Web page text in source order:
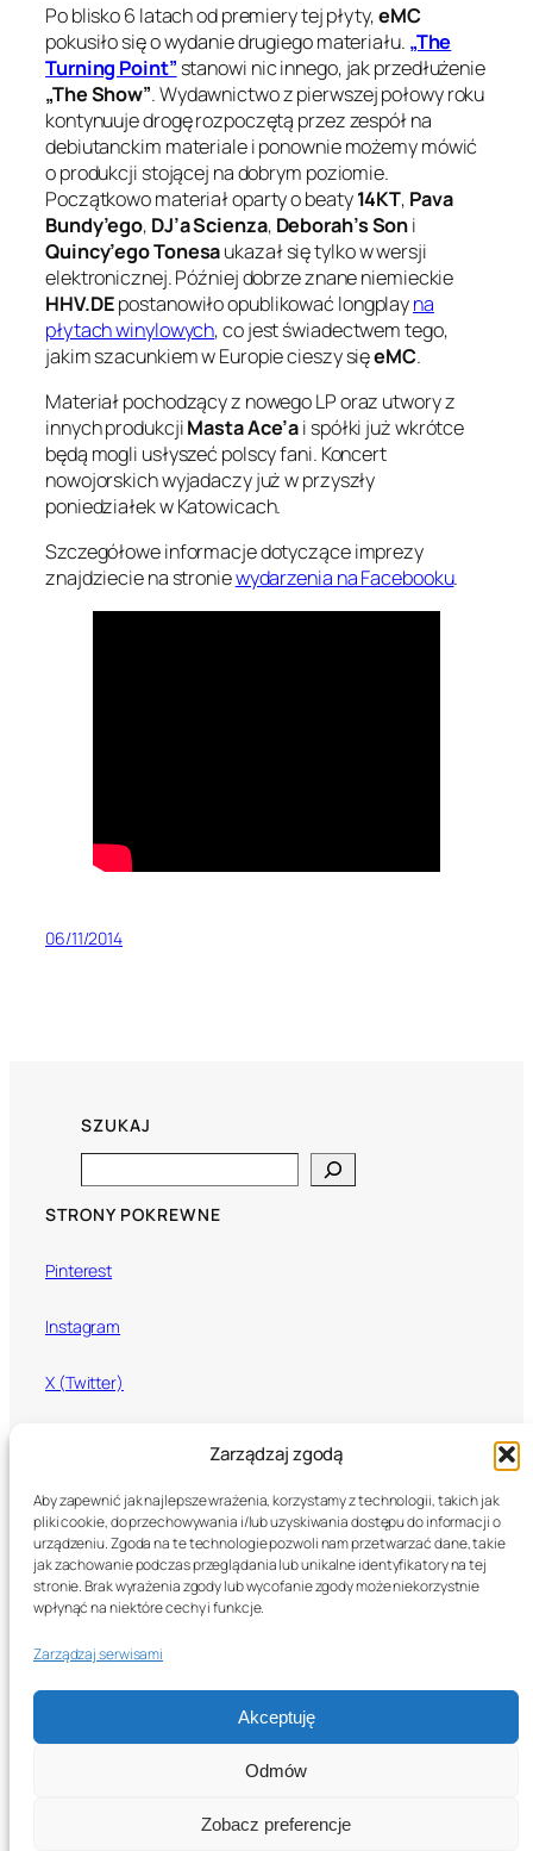
Zarządzaj zgodą
Aby zapewnić jak najlepsze wrażenia, korzystamy z technologii, takich jak
pliki cookie, do przechowywania i/lub uzyskiwania dostępu do informacji o
urządzeniu. Zgoda na te technologie pozwoli nam przetwarzać dane, takie
jak zachowanie podczas przeglądania lub unikalne identyfikatory na tej
stronie. Brak wyrażenia zgody lub wycofanie zgody może niekorzystnie
wpłynąć na niektóre cechy i funkcje.
Zarządzaj serwisami
Akceptuję
Odmów
Zobacz preferencje
Po blisko 6 latach od premiery tej płyty,eMC
pokusiło się o wydanie drugiego materiału. „The
Turning Point” stanowi nic innego, jak przedłużenie
„The Show”. Wydawnictwo z pierwszej połowy roku
kontynuuje drogę rozpoczętą przez zespół na
debiutanckim materiale i ponownie możemy mówić
o produkcji stojącej na dobrym poziomie.
Początkowo materiał oparty o beaty14KT, Pava
Bundy’ego, DJ’a Scienza, Deborah’s Soni
Quincy’ego Tonesaukazał się tylko w wersji
elektronicznej. Później dobrze znane niemieckie
HHV.DEpostanowiło opublikować longplayna
płytach winylowych, co jest świadectwem tego,
jakim szacunkiem w Europie cieszy sięeMC.
Materiał pochodzący z nowego LP oraz utwory z
innych produkcjiMasta Ace’ai spółki już wkrótce
będą mogli usłyszeć polscy fani. Koncert
nowojorskich wyjadaczy już w przyszły
poniedziałek w Katowicach.
Szczegółowe informacje dotyczące imprezy
znajdziecie na stroniewydarzenia na Facebooku.
06/11/2014
SZUKAJ
STRONY POKREWNE
Pinterest
Instagram
X (Twitter)
U Call That Love
© 2026 U Call That Love. Wszystkie prawa zastrzeżone.
Life’s so damn short and I wonder why
O.C. „Born 2 Live”